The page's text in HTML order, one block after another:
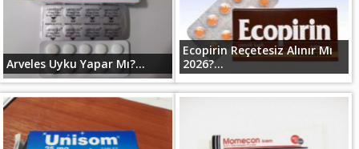
Arveles Uyku Yapar Mı?...
Ecopirin Reçetesiz Alınır Mı
2026?...